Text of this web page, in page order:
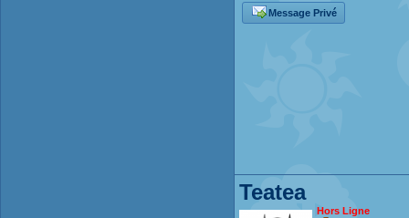
Message Privé
Teatea
Hors Ligne